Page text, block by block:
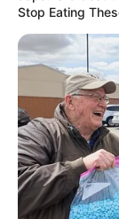
Λίγες μέρες
το
Stop Eating